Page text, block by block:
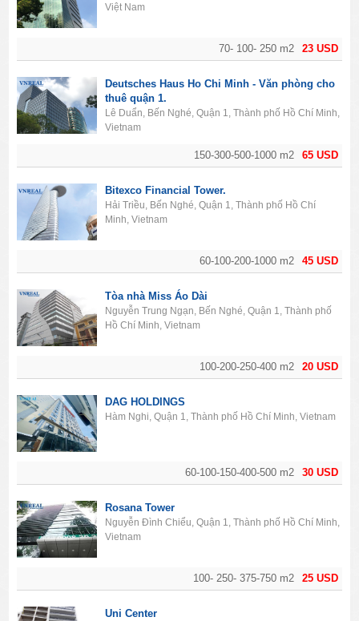
23 USD
70- 100- 250 m2
Việt Nam
65 USD
150-300-500-1000 m2
Deutsches Haus Ho Chi Minh - Văn phòng cho
thuê quận 1.
Lê Duẩn, Bến Nghé, Quận 1, Thành phố Hồ Chí Minh,
Vietnam
45 USD
60-100-200-1000 m2
Bitexco Financial Tower.
Hải Triều, Bến Nghé, Quận 1, Thành phố Hồ Chí
Minh, Vietnam
20 USD
100-200-250-400 m2
Tòa nhà Miss Áo Dài
Nguyễn Trung Ngạn, Bến Nghé, Quận 1, Thành phố
Hồ Chí Minh, Vietnam
30 USD
60-100-150-400-500 m2
DAG HOLDINGS
Hàm Nghi, Quận 1, Thành phố Hồ Chí Minh, Vietnam
25 USD
100- 250- 375-750 m2
Rosana Tower
Nguyễn Đình Chiểu, Quận 1, Thành phố Hồ Chí Minh,
Vietnam
Uni Center